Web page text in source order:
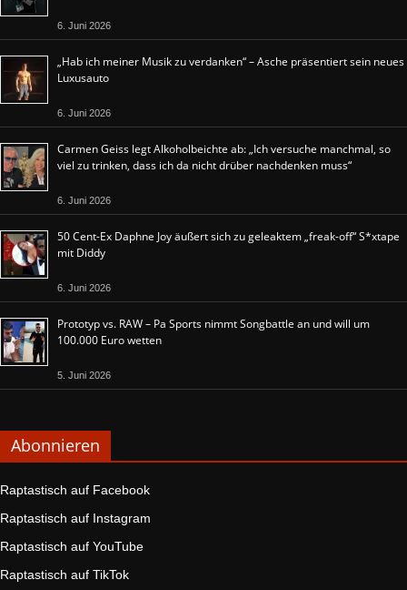
6. Juni 2026
„Hab ich meiner Musik zu verdanken“ – Asche präsentiert sein neues
Luxusauto
6. Juni 2026
Carmen Geiss legt Alkoholbeichte ab: „Ich versuche manchmal, so
viel zu trinken, dass ich da nicht drüber nachdenken muss“
6. Juni 2026
50 Cent-Ex Daphne Joy äußert sich zu geleaktem „freak-off“ S*xtape
mit Diddy
6. Juni 2026
Prototyp vs. RAW – Pa Sports nimmt Songbattle an und will um
100.000 Euro wetten
5. Juni 2026
Abonnieren
Raptastisch auf Facebook
Raptastisch auf Instagram
Raptastisch auf YouTube
Raptastisch auf TikTok